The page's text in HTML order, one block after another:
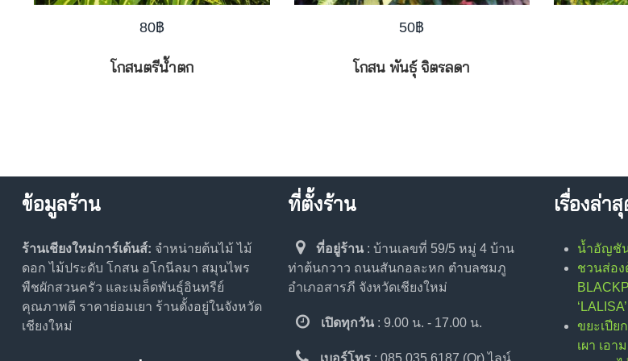
80฿
โกสนตรีน้ำตก
50฿
โกสน พันธุ์ จิตรลดา
ข้อมูลร้าน
ร้านเชียงใหม่การ์เด้นส์: จำหน่ายต้นไม้ ไม้
ดอก ไม้ประดับ โกสน อโกนีลมา สมุนไพร
พืชผักสวนครัว และเมล็ดพันธุ์อินทรีย์
คุณภาพดี ราคาย่อมเยา ร้านตั้งอยู่ในจังหวัด
เชียงใหม่
ที่ตั้งร้าน
ที่อยู่ร้าน : บ้านเลขที่ 59/5 หมู่ 4 บ้าน
ท่าต้นกวาว ถนนสันกอละหก ตำบลชมภู
อำเภอสารภี จังหวัดเชียงใหม่
เปิดทุกวัน : 9.00 น. - 17.00 น.
เรื่องล่า
น้ำอัญชั
ชวนส่อง
‘LALISA’
ขยะเปีย
เผา เอ